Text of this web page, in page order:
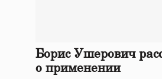
Борис Ушерович
о применении